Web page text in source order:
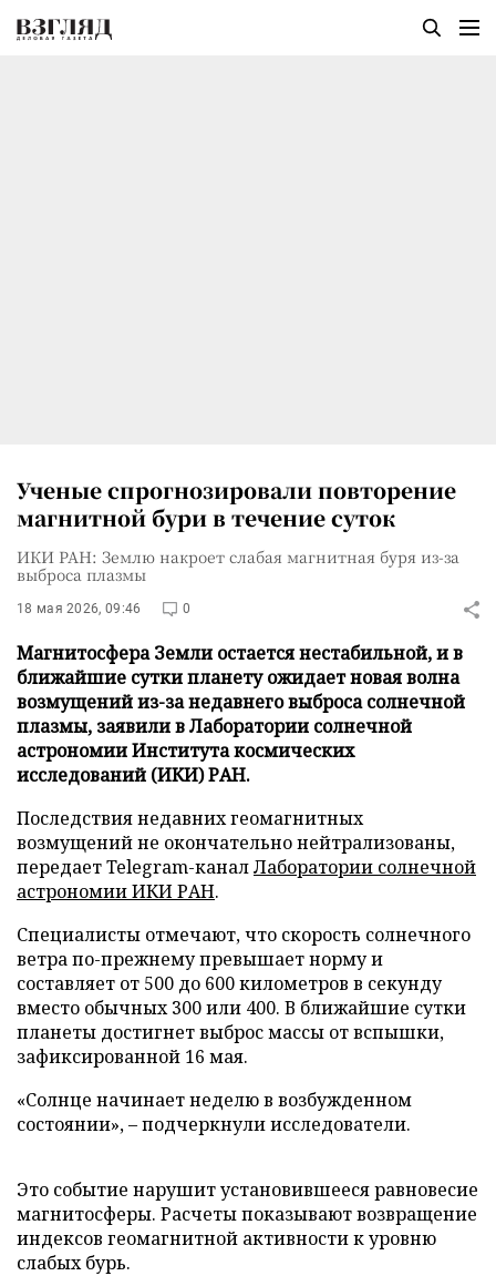
Ученые спрогнозировали повторение
магнитной бури в течение суток
ИКИ РАН: Землю накроет слабая магнитная буря из-за
выброса плазмы
18 мая 2026, 09:46 0
Магнитосфера Земли остается нестабильной, и в
ближайшие сутки планету ожидает новая волна
возмущений из-за недавнего выброса солнечной
плазмы, заявили в Лаборатории солнечной
астрономии Института космических
исследований (ИКИ) РАН.
Последствия недавних геомагнитных
возмущений не окончательно нейтрализованы,
передает Telegram-каналЛаборатории солнечной
астрономии ИКИ РАН.
Специалисты отмечают, что скорость солнечного
ветра по-прежнему превышает норму и
составляет от 500 до 600 километров в секунду
вместо обычных 300 или 400. В ближайшие сутки
планеты достигнет выброс массы от вспышки,
зафиксированной 16 мая.
«Солнце начинает неделю в возбужденном
состоянии», – подчеркнули исследователи.
Это событие нарушит установившееся равновесие
магнитосферы. Расчеты показывают возвращение
индексов геомагнитной активности к уровню
слабых бурь.